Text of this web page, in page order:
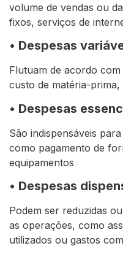
volume de vendas ou
fixos, serviços de
• Despesas
Flutuam de acordo
custo de matéria-
• Despesas
São indispensáveis
como pagamento de
equipamentos
• Despesas
Podem ser reduzidas
as operações, como
utilizados ou gastos